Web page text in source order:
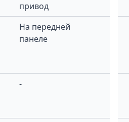
привод
На передней
панеле
-